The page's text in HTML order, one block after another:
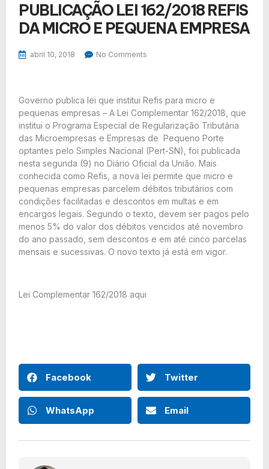
PUBLICAÇÃO LEI 162/2018 REFIS
DA MICRO E PEQUENA EMPRESA
abril 10, 2018 No Comments
Governo publica lei que institui Refis para micro e
pequenas empresas – A Lei Complementar 162/2018, que
institui o Programa Especial de Regularização Tributária
das Microempresas e Empresas de Pequeno Porte
optantes pelo Simples Nacional (Pert-SN), foi publicada
nesta segunda (9) no Diário Oficial da União. Mais
conhecida como Refis, a nova lei permite que micro e
pequenas empresas parcelem débitos tributários com
condições facilitadas e descontos em multas e em
encargos legais. Segundo o texto, devem ser pagos pelo
menos 5% do valor dos débitos vencidos até novembro
do ano passado, sem descontos e em até cinco parcelas
mensais e sucessivas. O novo texto já está em vigor.
Lei Complementar 162/2018 aqui
Facebook Twitter
WhatsApp Email